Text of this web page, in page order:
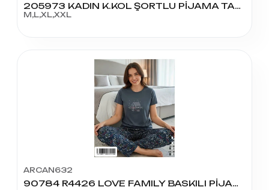
205973 KADIN K.KOL ŞORTLU PİJAMA TAKIM
M,L,XL,XXL
ARCAN632
90784 R4426 LOVE FAMILY BASKILI PİJAMA TAKIMI